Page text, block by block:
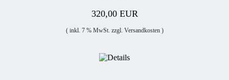
320,00 EUR
( inkl. 7 % MwSt. zzgl. Versandkosten)